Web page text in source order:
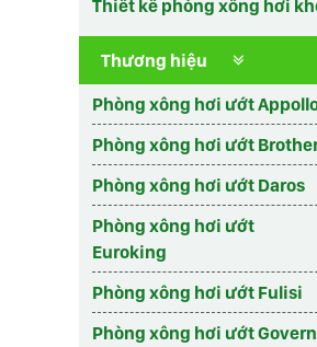
Thiết kế phòng xông hơi
Thương hiệu
Phòng xông hơi ướt
Phòng xông hơi ướt
Phòng xông hơi ướt Daros
Phòng xông hơi ướt
Euroking
Phòng xông hơi ướt Fulisi
Phòng xông hơi ướt Govern